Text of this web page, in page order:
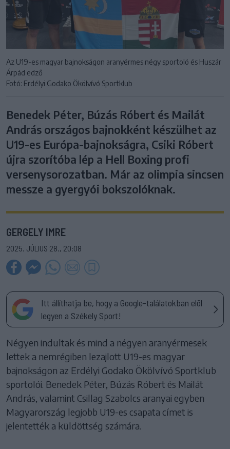
Az U19-es magyar bajnokságon aranyérmes négy sportoló és Huszár
Árpád edző
Fotó: Erdélyi Godako Ökölvívó Sportklub
Benedek Péter, Búzás Róbert és Mailát
András országos bajnokként készülhet az
U19-es Európa-bajnokságra, Csiki Róbert
újra szorítóba lép a Hell Boxing profi
versenysorozatban. Már az olimpia sincsen
messze a gyergyói bokszolóknak.
GERGELY IMRE
2025. JÚLIUS 28., 20:08
Itt állíthatja be, hogy a Google-találatokban elöl
legyen a Székely Sport!
Négyen indultak és mind a négyen aranyérmesek
lettek a nemrégiben lezajlott U19-es magyar
bajnokságon az Erdélyi Godako Ökölvívó Sportklub
sportolói. Benedek Péter, Búzás Róbert és Mailát
András, valamint Csillag Szabolcs aranyai egyben
Magyarország legjobb U19-es csapata címet is
jelentették a küldöttség számára.